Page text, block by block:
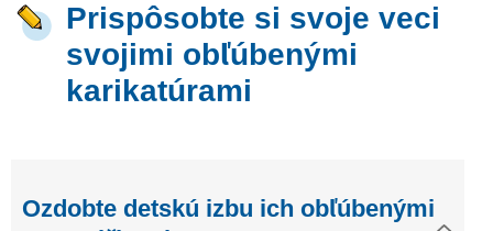
Prispôsobte si svoje veci
svojimi obľúbenými
karikatúrami
Ozdobte detskú izbu ich obľúbenými